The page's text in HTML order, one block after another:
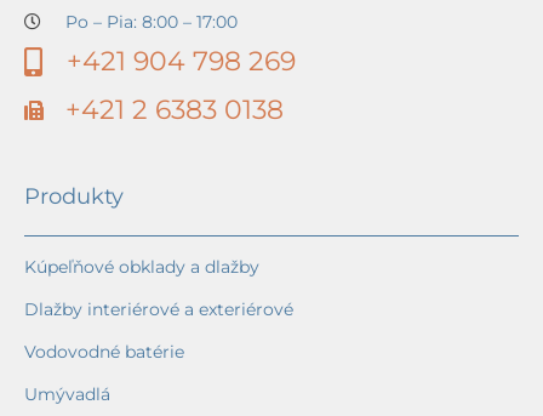
Po – Pia: 8:00 – 17:00
+421 904 798 269
+421 2 6383 0138
Produkty
Kúpeľňové obklady a dlažby
Dlažby interiérové a exteriérové
Vodovodné batérie
Umývadlá